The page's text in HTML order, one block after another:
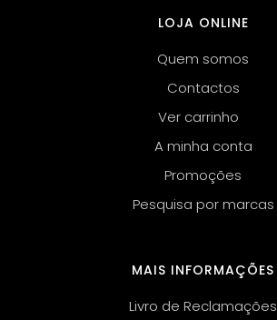
LOJA ONLINE
Quem somos
Contactos
Ver carrinho
A minha conta
Promoções
Pesquisa por marcas
MAIS INFORMAÇÕES
Livro de Reclamações